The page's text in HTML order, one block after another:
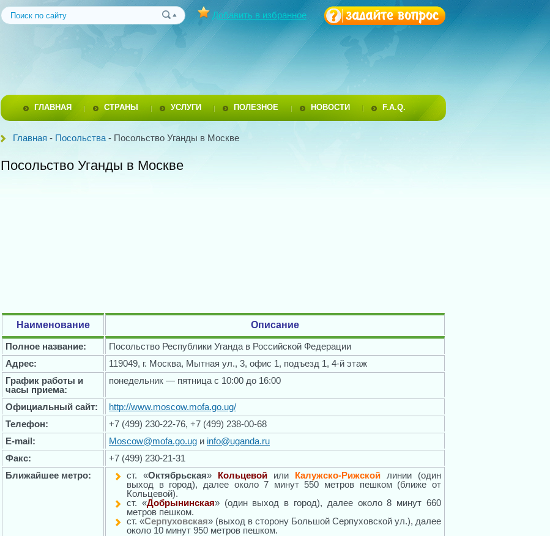
Добавить в избранное
ГЛАВНАЯ СТРАНЫ УСЛУГИ ПОЛЕЗНОЕ НОВОСТИ F.A.Q.
Главная - Посольства - Посольство Уганды в Москве
Посольство Уганды в Москве
Наименование Описание
Полное название:
Посольство Республики Уганда в Российской Федерации
Адрес:
119049, г. Москва, Мытная ул., 3, офис 1, подъезд 1, 4-й этаж
График работы и
часы приема:
понедельник — пятница с 10:00 до 16:00
Официальный сайт:
http://www.moscow.mofa.go.ug/
Телефон:
+7 (499) 230-22-76, +7 (499) 238-00-68
E-mail:
Moscow@mofa.go.ug и info@uganda.ru
Факс:
+7 (499) 230-21-31
Ближайшее метро:
ст. «Октябрьская» Кольцевой или Калужско-Рижской
линии (один
выход в город), далее около 7 минут 550 метров пешком (ближе от
Кольцевой).
ст. «Добрынинская» (один выход в город), далее около 8 минут 660
метров пешком.
ст. «Серпуховская» (выход в сторону Большой Серпуховской ул.), далее
около 10 минут 950 метров пешком.